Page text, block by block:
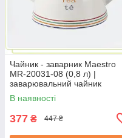
Чайник - заварник Maestro
MR-20031-08 (0,8 л) |
заварювальний чайник
Маестро | керамічний чайник
Маестро
В наявності
377 ₴ 447 ₴